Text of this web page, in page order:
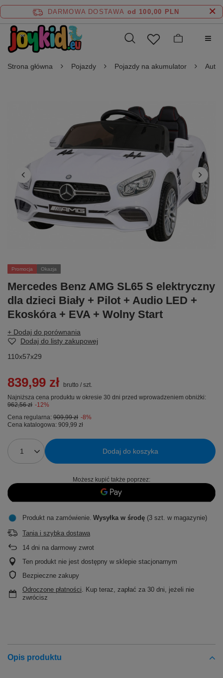
DARMOWA DOSTAWA od 100,00 PLN
Strona główna Pojazdy Pojazdy na akumulator Auta
Promocja Okazja
Mercedes Benz AMG SL65 S elektryczny
dla dzieci Biały + Pilot + Audio LED +
Ekoskóra + EVA + Wolny Start
+ Dodaj do porównania
Dodaj do listy zakupowej
110x57x29
839,99 zł brutto / szt.
Najniższa cena produktu w okresie 30 dni przed wprowadzeniem obniżki:
962,56 zł -12%
Cena regularna: 909,99 zł -8%
Cena katalogowa: 909,99 zł
Dodaj do koszyka
Możesz kupić także poprzez:
Produkt na zamówienie Wysyłka w środę (3 szt. w magazynie)
Tania i szybka dostawa
14 dni na darmowy zwrot
Ten produkt nie jest dostępny w sklepie stacjonarnym
Bezpieczne zakupy
Odroczone płatności. Kup teraz, zapłać za 30 dni, jeżeli nie
zwrócisz
Opis produktu